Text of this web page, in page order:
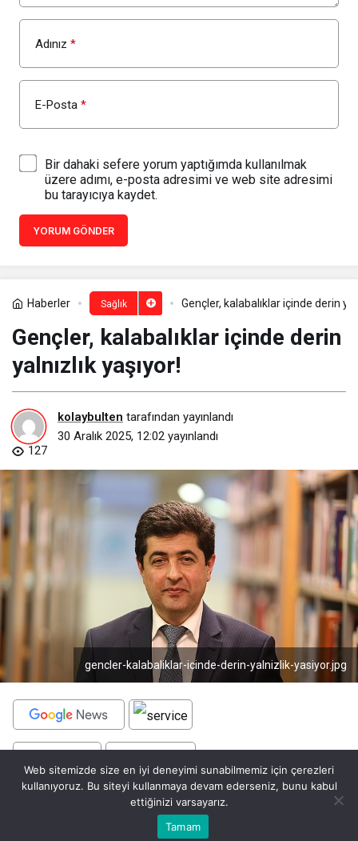
Adınız *
E-Posta *
Bir dahaki sefere yorum yaptığımda kullanılmak
üzere adımı, e-posta adresimi ve web site adresimi
bu tarayıcıya kaydet.
YORUM GÖNDER
Haberler Sağlık Gençler, kalabalıklar içinde derin
Gençler, kalabalıklar içinde derin
yalnızlık yaşıyor!
kolaybulten tarafından yayınlandı
30 Aralık 2025, 12:02 yayınlandı
127
gencler-kalabaliklar-icinde-derin-yalnizlik-yasiyor.jpg
Üsküdar Üniversitesi ve Method Research
Company’nin Türkiye genelinde 18-29 yaş arası bin 9
gençle gerçekleştirdiği “Gençlik, Yalnızlık ve
Bu web sitesinde en iyi deneyimi yaşamanızı sağlamak için
Eczaneler
Web sitemizde size en iyi deneyimi sunabilmemiz için çerezleri
kullanıyoruz. Bu siteyi kullanmaya devam ederseniz, bunu kabul
ettiğinizi varsayarız.
Tamam